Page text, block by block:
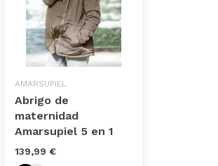
AMARSUPIEL
Abrigo de
maternidad
Amarsupiel 5 en 1
139,99 €